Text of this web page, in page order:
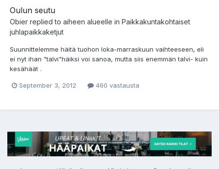
Oulun seutu
Obier replied to aiheen alueelle in Paikkakuntakohtaiset
juhlapaikkaketjut
Suunnittelemme häitä tuohon loka-marraskuun vaihteeseen, eli
ei nyt ihan "talvi"häiksi voi sanoa, mutta siis enemmän talvi- kuin
kesähäät .
September 3, 2012 460 vastausta